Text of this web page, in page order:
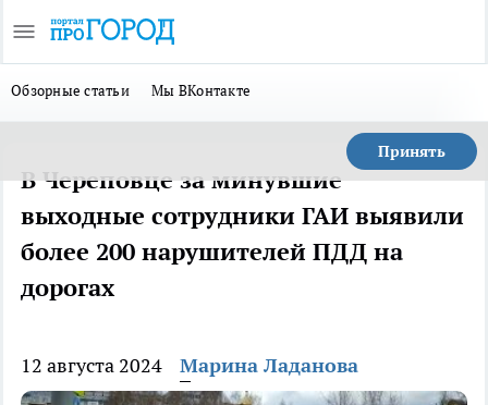
Обзорные статьи Мы ВКонтакте
Принять
В Череповце за минувшие
выходные сотрудники ГАИ выявили
более 200 нарушителей ПДД на
дорогах
12 августа 2024 Марина Ладанова